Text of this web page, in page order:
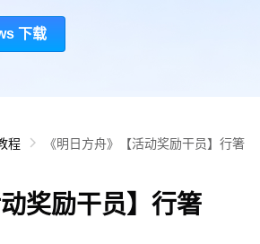
下载
程 《明日方舟》【活动奖励干员】行箸
奖励干员】行箸